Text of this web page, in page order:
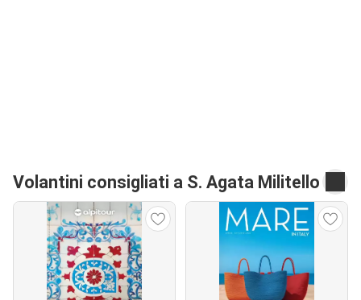
Volantini consigliati a S. Agata Militello